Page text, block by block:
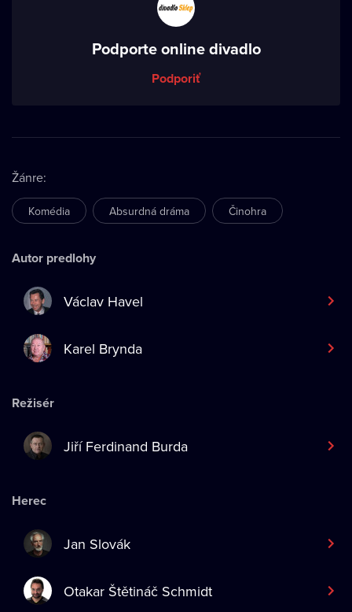
Podporte online divadlo
Podporiť
Žánre:
Komédia Absurdná dráma Činohra
Autor predlohy
Václav Havel
Karel Brynda
Režisér
Jiří Ferdinand Burda
Herec
Jan Slovák
Otakar Štětináč Schmidt